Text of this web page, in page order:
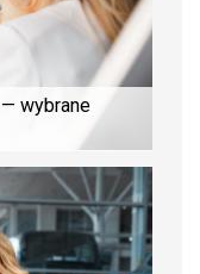
wybrane